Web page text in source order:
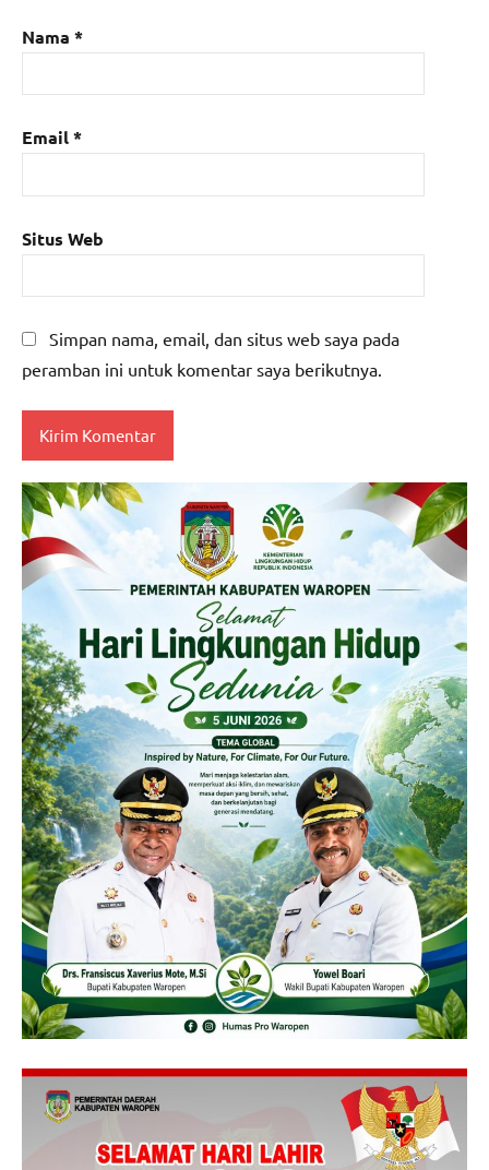
Nama *
Email*
Situs Web
Simpan nama, email, dan situs web saya pada
peramban ini untuk komentar saya berikutnya.